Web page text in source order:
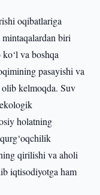
oqibatlariga
biri
va boshqa
pasayishi va
kelmoqda. Suv
holatning
qirilishi va aholi
iqtisodiyotga ham